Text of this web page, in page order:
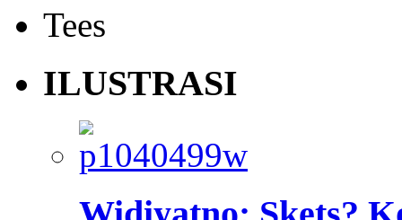
ILUSTRASI